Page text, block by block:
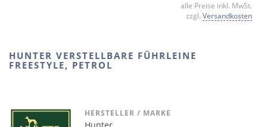
alle Preise inkl. MwSt.
zzgl. Versandkosten
HUNTER VERSTELLBARE FÜHRLEINE
FREESTYLE, PETROL
HERSTELLER / MARKE